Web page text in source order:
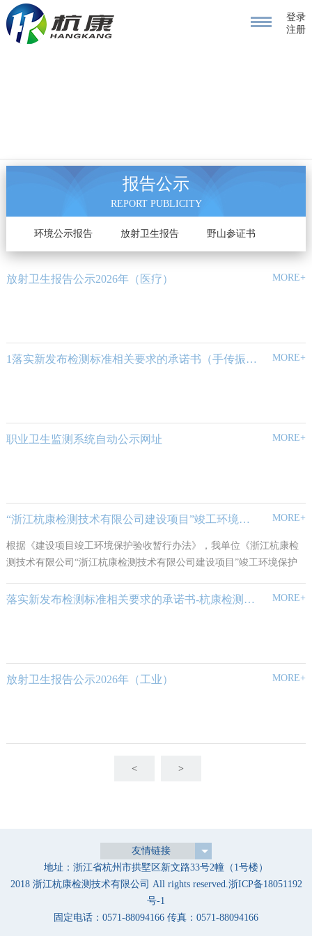
登录
注册
报告公示
REPORT PUBLICITY
环境公示报告 放射卫生报告 野山参证书
放射卫生报告公示2026年（医疗） MORE+
1落实新发布检测标准相关要求的承诺书（手传振动和总粉尘、呼吸性粉尘标准变更） MORE+
职业卫生监测系统自动公示网址 MORE+
“浙江杭康检测技术有限公司建设项目”竣工环境保护验收公示 MORE+
根据《建设项目竣工环境保护验收暂行办法》，我单位《浙江杭康检
测技术有限公司“浙江杭康检测技术有限公司建设项目”竣工环境保护
日。
落实新发布检测标准相关要求的承诺书-杭康检测2024.8 MORE+
放射卫生报告公示2026年（工业） MORE+
< >
友情链接
地址：浙江省杭州市拱墅区新文路33号2幢（1号楼）
2018 浙江杭康检测技术有限公司 All rights reserved.浙ICP备18051192
号-1
固定电话：0571-88094166 传真：0571-88094166